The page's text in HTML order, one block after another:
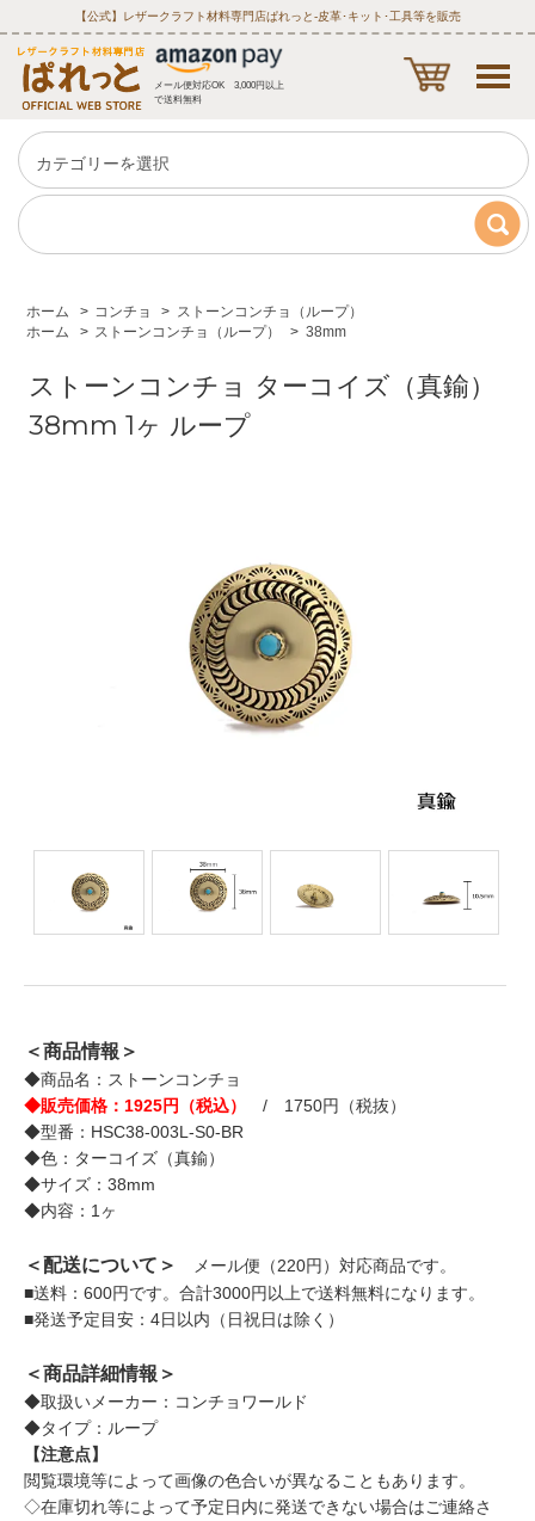
【公式】レザークラフト材料専門店ぱれっと‐皮革･キット･工具等を販売
メール便対応OK 3,000円以上
で送料無料
ホーム > コンチョ > ストーンコンチョ（ループ）
ホーム
> ストーンコンチョ（ループ） > 38mm
ストーンコンチョ ターコイズ（真鍮）
38mm 1ヶ ループ
＜商品情報＞
◆商品名：ストーンコンチョ
◆販売価格：1925円（税込）
/ 1750円（税抜）
◆型番：HSC38-003L-S0-BR
◆色：ターコイズ（真鍮）
◆サイズ：38mm
◆内容：1ヶ
＜配送について＞
メール便（220円）対応商品です。
■送料：600円です。合計3000円以上で送料無料になります。
■発送予定目安：4日以内（日祝日は除く）
＜商品詳細情報＞
◆取扱いメーカー：コンチョワールド
◆タイプ：ループ
【注意点】
閲覧環境等によって画像の色合いが異なることもあります。
◇在庫切れ等によって予定日内に発送できない場合はご連絡さ